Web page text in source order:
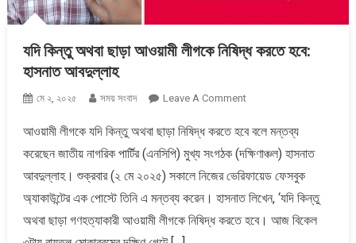
যদি কিন্তু অথবা ছাড়া আওয়ামী লীগকে নিষিদ্ধ করতে হবে:
হাসনাত আবদুল্লাহ
মে ২, ২০২৫ সময় সংবাদ Leave A CommentOn
কিন্তু
অথবা
ছাড়া
নিষিদ্ধ
আওয়ামী লীগকে যদি কিন্তু অথবা ছাড়া নিষিদ্ধ করতে হবে বলে মন্তব্য
করেছেন জাতীয় নাগরিক পার্টির (এনসিপি) মুখ্য সংগঠক (দক্ষিণাঞ্চল) হাসনাত
আবদুল্লাহ। শুক্রবার (২ মে ২০২৫) সকালে নিজের ভেরিফায়েড ফেসবুক
অ্যাকাউন্টের এক পোস্টে তিনি এ মন্তব্য করেন। হাসনাত লিখেন, ‘যদি কিন্তু
অথবা ছাড়া গণহত্যাকারী আওয়ামী লীগকে নিষিদ্ধ করতে হবে। আজ বিকেল